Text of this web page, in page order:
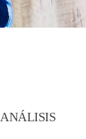
ANÁLISIS